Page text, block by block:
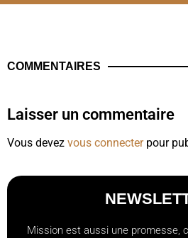
COMMENTAIRES
Laisser un commentaire
Vous devez vous connecterpour
Mission est aussi une promesse,